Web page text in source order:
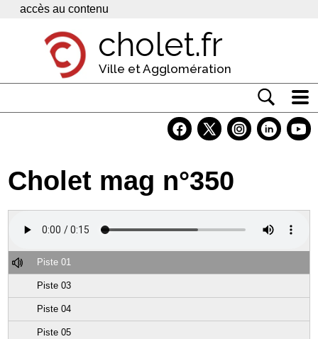
Panneau de gestion des cookies
accès au contenu
cholet.fr
Ville et Agglomération
Economie
Services
Cholet mag n°350
Piste 01
Piste 03
Piste 04
Piste 05